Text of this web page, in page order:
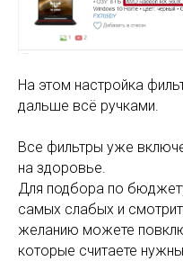
На этом настройка
дальше всё ручками.
Все фильтры уже
на здоровье.
Для подбора по
самых слабых и
желанию можете
которые считаете